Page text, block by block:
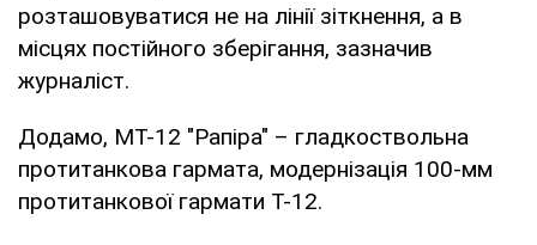
розташовуватися не на лінії зіткнення, а в
місцях постійного зберігання, зазначив
журналіст.
Додамо, МТ-12 "Рапіра" – гладкоствольна
протитанкова гармата, модернізація 100-мм
протитанкової гармати Т-12.